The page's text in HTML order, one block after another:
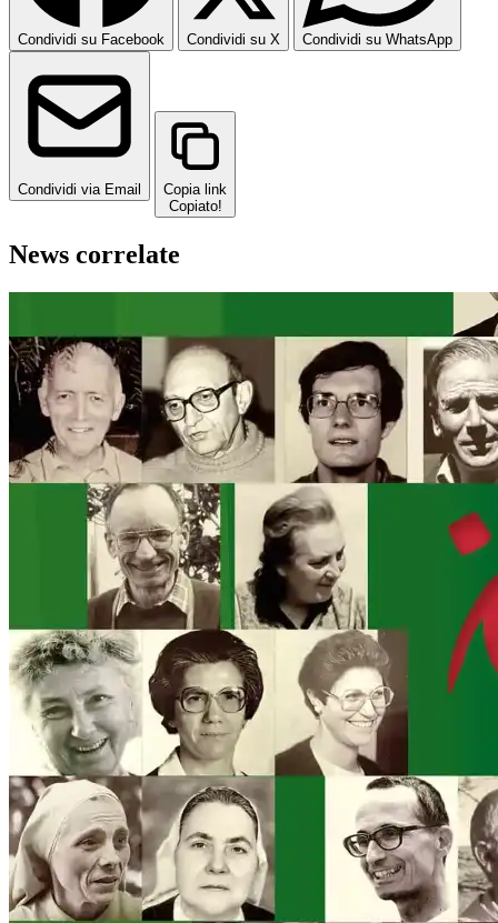
Condividi su Facebook Condividi su X Condividi su WhatsApp
Condividi via Email
Copia link
Copiato!
News correlate